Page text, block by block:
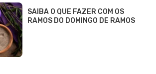
SAIBA O QUE FAZER COM OS
RAMOS DO DOMINGO DE RAMOS